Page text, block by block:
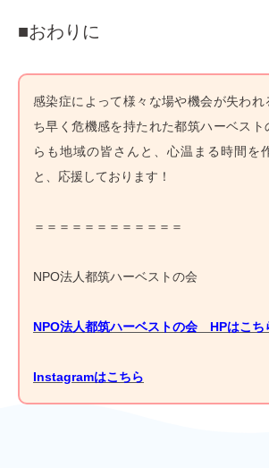
■おわりに
感染症によって様々な場や機会が失われ
ち早く危機感を持たれた都筑ハーベス
らも地域の皆さんと、心温まる時間を
と、応援しております！
＝＝＝＝＝＝＝＝＝＝＝＝
NPO法人都筑ハーベストの会
NPO法人都筑ハーベストの会 HPはこち
Instagramはこちら